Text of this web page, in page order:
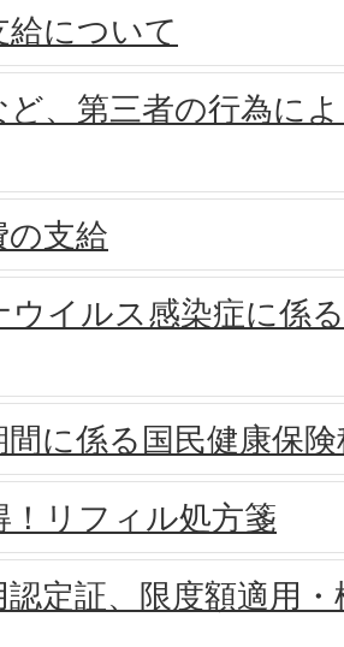
について
ど、第三者の行為に
の支給
ウイルス感染症に係
間に係る国民健康保
！リフィル処方箋
定証、限度額適用